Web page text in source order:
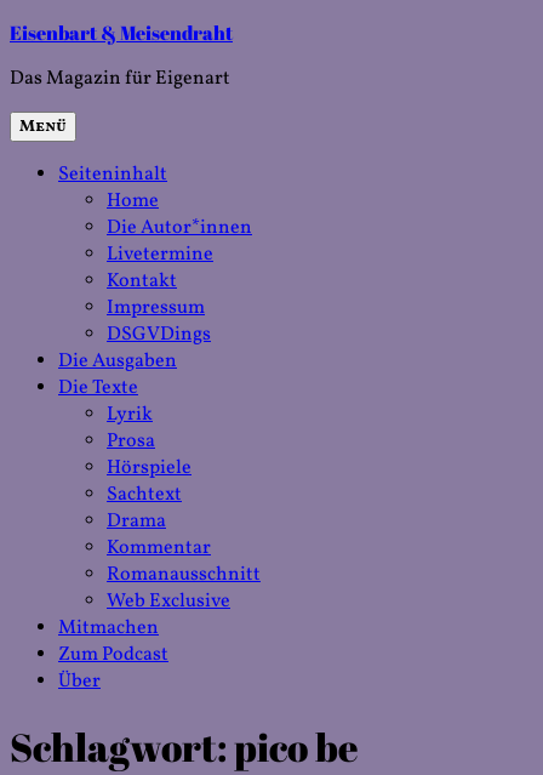
Zum
springen
Eisenbart & Meisendraht
Das Magazin für Eigenart
Menü
Seiteninhalt
Home
Die Autor*innen
Livetermine
Kontakt
Impressum
DSGVDings
Die Ausgaben
Die Texte
Lyrik
Prosa
Hörspiele
Sachtext
Drama
Kommentar
Romanausschnitt
Web Exclusive
Mitmachen
Zum Podcast
Über
Schlagwort:pico be